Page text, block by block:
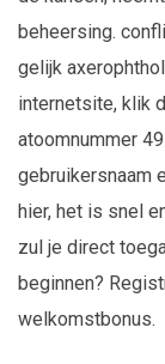
beheersing.
gelijk
internetsite, klik
atoomnummer
gebruikersnaam
hier, het is snel
zul je direct
beginnen?
welkomstbonus.